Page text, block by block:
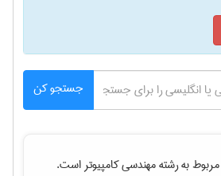
جستجو کن
به رشتهمهندسی كامپيوتراست.